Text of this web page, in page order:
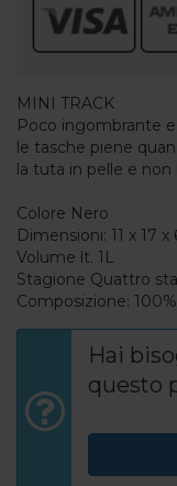
MINI TRACK
Poco ingombrante
le tasche piene
la tuta in pelle e non
Colore Nero
Dimensioni: 11 x 17 x
Volume lt. 1L
Stagione Quattro
Composizione:
Hai
questo